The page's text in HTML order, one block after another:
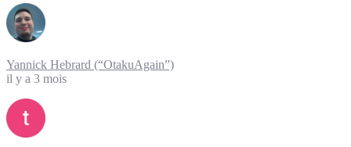
Yannick Hebrard (“OtakuAgain”)
il y a 3 mois